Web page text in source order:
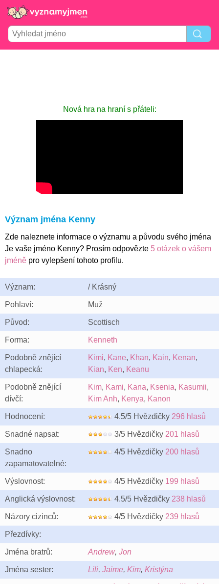
Nová hra na hraní s přáteli:
Význam jména Kenny
Zde naleznete informace o významu a původu svého jména
Je vaše jméno Kenny? Prosím odpovězte 5 otázek o vášem
jméně pro vylepšení tohoto profilu.
Význam: / Krásný
Pohlaví: Muž
Původ: Scottisch
Forma: Kenneth
Podobně znějící
chlapecká:
Kimi, Kane, Khan, Kain, Kenan,
Kian, Ken, Keanu
Podobně znějící
dívčí:
Kim, Kami, Kana, Ksenia, Kasumii,
Kim Anh, Kenya, Kanon
Hodnocení: 4.5/5 Hvězdičky 296 hlasů
Snadné napsat: 3/5 Hvězdičky 201 hlasů
Snadno
zapamatovatelné:
4/5 Hvězdičky 200 hlasů
Výslovnost: 4/5 Hvězdičky 199 hlasů
Anglická výslovnost: 4.5/5 Hvězdičky 238 hlasů
Názory cizinců: 4/5 Hvězdičky 239 hlasů
Přezdívky:
Jména bratrů: Andrew, Jon
Jména sester: Lili, Jaime, Kim, Kristýna